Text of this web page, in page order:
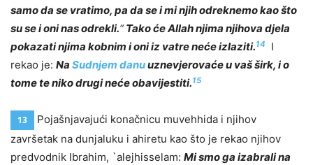
samo da se vratimo, pa da se i mi njih odreknemo kao što
su se i oni nas odrekli.“Tako će Allah njima njihova djela
pokazati njima kobnim i oni iz vatre neće izlaziti.14
I
rekao je: Na Sudnjem danuuznevjerovaće u vaš širk, i o
tome te niko drugi neće obavijestiti.15
13
Pojašnjavajući konačnicu muvehhida i njihov
završetak na dunjaluku i ahiretu kao što je rekao njihov
predvodnik Ibrahim, `alejhisselam: Mi smo ga izabrali na